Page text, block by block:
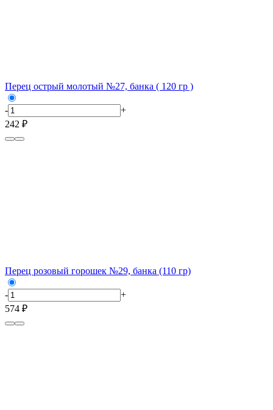
Перец острый молотый №27, банка ( 120 гр )
-
+
242 ₽
Перец розовый горошек №29, банка (110 гр)
-
+
574 ₽